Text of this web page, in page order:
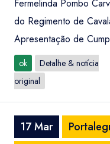
Fermelinda Pombo
do Regimento de
Apresentação de
ok
Detalhe & notícia
original
17 Mar